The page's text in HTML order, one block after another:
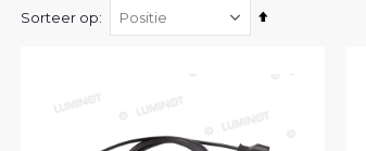
Sorteer op
Van